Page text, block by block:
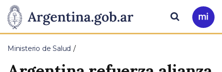
Presidencia
de
Pasar al contenido principal
Ir
a
Buscar
Ministerio de Salud